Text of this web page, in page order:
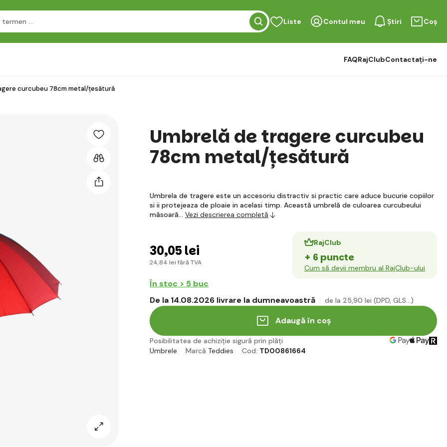
Liste Contul meu Știri Coș
FAQRajClubContactați-ne
curcubeu 78cm metal/țesătură
Umbrelă de tragere curcubeu
78cm metal/țesătură
Umbrela de tragere este un accesoriu distractiv si practic care aduce bucurie copiilor
si ii protejeaza de ploaie in acelasi timp. Această umbrelă de culoarea curcubeului
măsoară… Vezi descrierea completă
30,05 lei
24,84 lei fără TVA
RajClub
+ 6 puncte
Cum să devii membru al RajClub-ului
În stoc > 5 buc
De la 14.08.2026 livrare la dumneavoastră
de la 25,90 lei (DPD, GLS...)
Adaugă în coș
Posibilitatea de achiziție sigură prin plăți
Umbrele
Marcă Teddies Cod: TD00861664